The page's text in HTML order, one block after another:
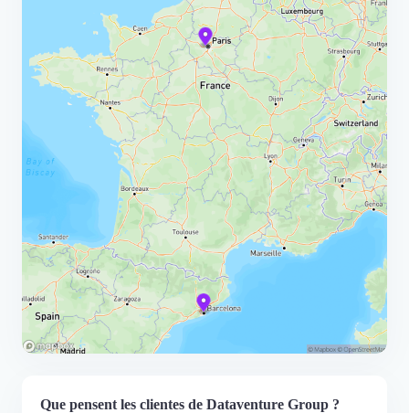
Que pensent les clientes de Dataventure Group ?